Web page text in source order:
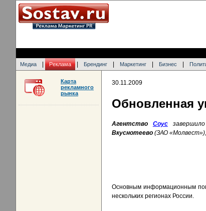
Медиа Реклама Брендинг Маркетинг Бизнес
30.11.2009
Обновленная
Агентство Соусзавершило
Вкуснотеево (ЗАО
Основным информационным
нескольких регионах России.
Карта
рекламного
рынка